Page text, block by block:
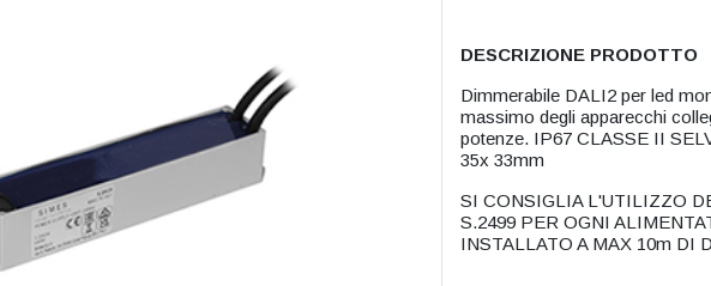
DESCRIZIONE PRODOTTO
Dimmerabile DALI2 per led
massimo degli apparecchi
potenze. IP67 CLASSE II
35x 33mm
SI CONSIGLIA L'UTILIZZO
S.2499 PER OGNI
INSTALLATO A MAX 10m DI